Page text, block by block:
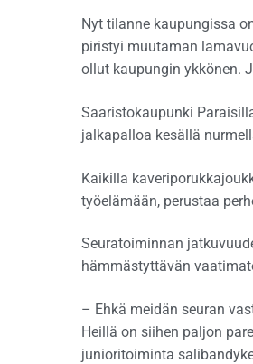
Nyt tilanne kaupungissa
piristyi muutaman
ollut kaupungin ykkönen.
Saaristokaupunki
jalkapalloa kesällä
Kaikilla
työelämään, perustaa
Seuratoiminnan
hämmästyttävän
– Ehkä meidän seuran
Heillä on siihen paljon
junioritoiminta